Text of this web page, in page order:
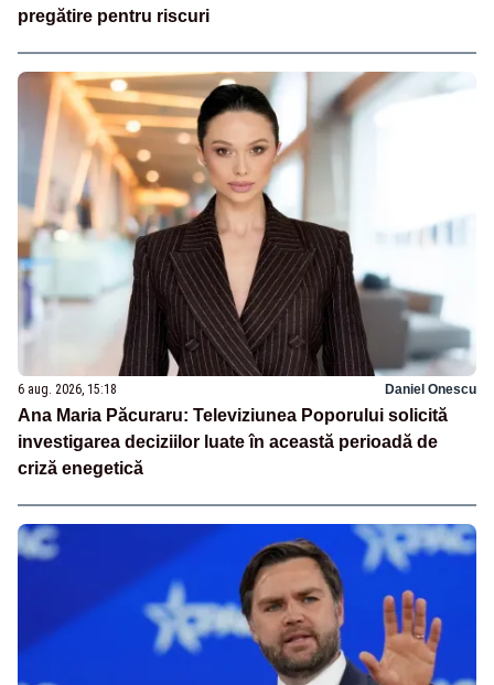
pregătire pentru riscuri
6 aug. 2026, 15:18 Daniel Onescu
Ana Maria Păcuraru: Televiziunea Poporului solicită
investigarea deciziilor luate în această perioadă de
criză enegetică